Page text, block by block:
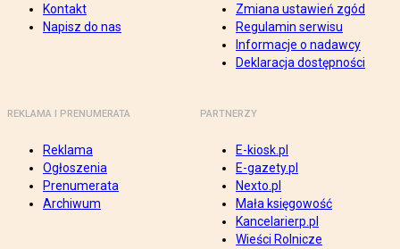
Kontakt
Napisz do nas
Zmiana ustawień zgód
Regulamin serwisu
Informacje o nadawcy
Deklaracja dostępności
REKLAMA I PRENUMERATA
Reklama
Ogłoszenia
Prenumerata
Archiwum
PARTNERZY
E-kiosk.pl
E-gazety.pl
Nexto.pl
Mała księgowość
Kancelarierp.pl
Wieści Rolnicze